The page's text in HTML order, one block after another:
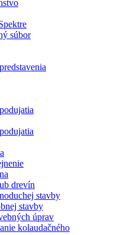
súbor
drevín
stavby
stavby
úprav
kolaudačného